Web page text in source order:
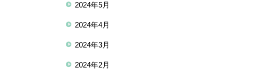
2024年5月
2024年4月
2024年3月
2024年2月